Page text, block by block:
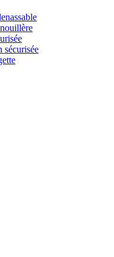
sécurisée